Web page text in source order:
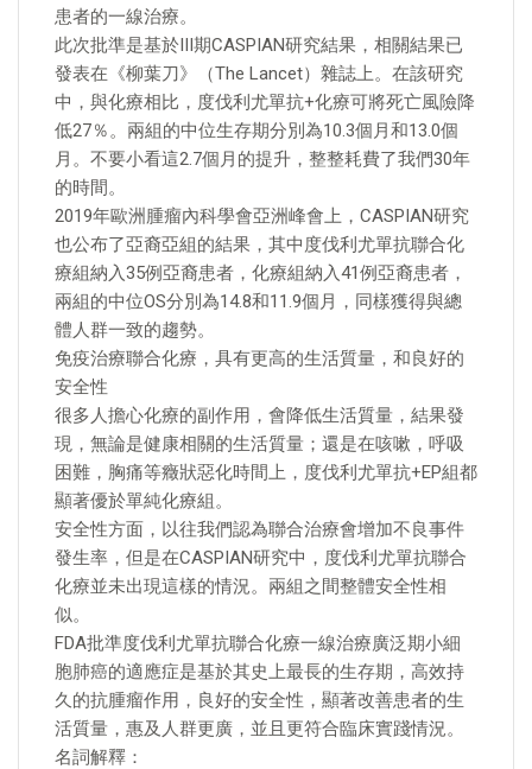
患者的一線治療。
此次批準是基於III期CASPIAN研究結果，相關結果已
發表在《柳葉刀》（The Lancet）雜誌上。在該研究
中，與化療相比，度伐利尤單抗+化療可將死亡風險降
低27％。兩組的中位生存期分別為10.3個月和13.0個
月。不要小看這2.7個月的提升，整整耗費了我們30年
的時間。
2019年歐洲腫瘤內科學會亞洲峰會上，CASPIAN研究
也公布了亞裔亞組的結果，其中度伐利尤單抗聯合化
療組納入35例亞裔患者，化療組納入41例亞裔患者，
兩組的中位OS分別為14.8和11.9個月，同樣獲得與總
體人群一致的趨勢。
免疫治療聯合化療，具有更高的生活質量，和良好的
安全性
很多人擔心化療的副作用，會降低生活質量，結果發
現，無論是健康相關的生活質量；還是在咳嗽，呼吸
困難，胸痛等癥狀惡化時間上，度伐利尤單抗+EP組都
顯著優於單純化療組。
安全性方面，以往我們認為聯合治療會增加不良事件
發生率，但是在CASPIAN研究中，度伐利尤單抗聯合
化療並未出現這樣的情況。兩組之間整體安全性相
似。
FDA批準度伐利尤單抗聯合化療一線治療廣泛期小細
胞肺癌的適應症是基於其史上最長的生存期，高效持
久的抗腫瘤作用，良好的安全性，顯著改善患者的生
活質量，惠及人群更廣，並且更符合臨床實踐情況。
名詞解釋：